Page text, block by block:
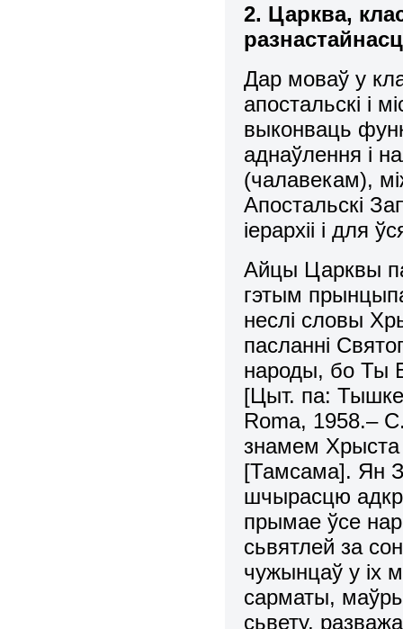
2. Царква,
Дар моваў у
апостальскi i
выконваць
аднаўлення i
(чалавекам),
Апостальскi
iерархii i для
Айцы Царквы
гэтым
неслi словы
пасланнi
народы, бо Ты
[Цыт. па:
Roma, 1958.–
знамем Хрыста
[Тамсама]. Ян
шчырасцю
прымае ўсе
сьвятлей за
чужынцаў у iх
сарматы,
сьвету,